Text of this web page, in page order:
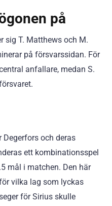
på
sig T. Matthews och M.
på försvarssidan. För
anfallare, medan S.
Degerfors och deras
ett kombinationsspel
mål i matchen. Den här
vilka lag som lyckas
för Sirius skulle